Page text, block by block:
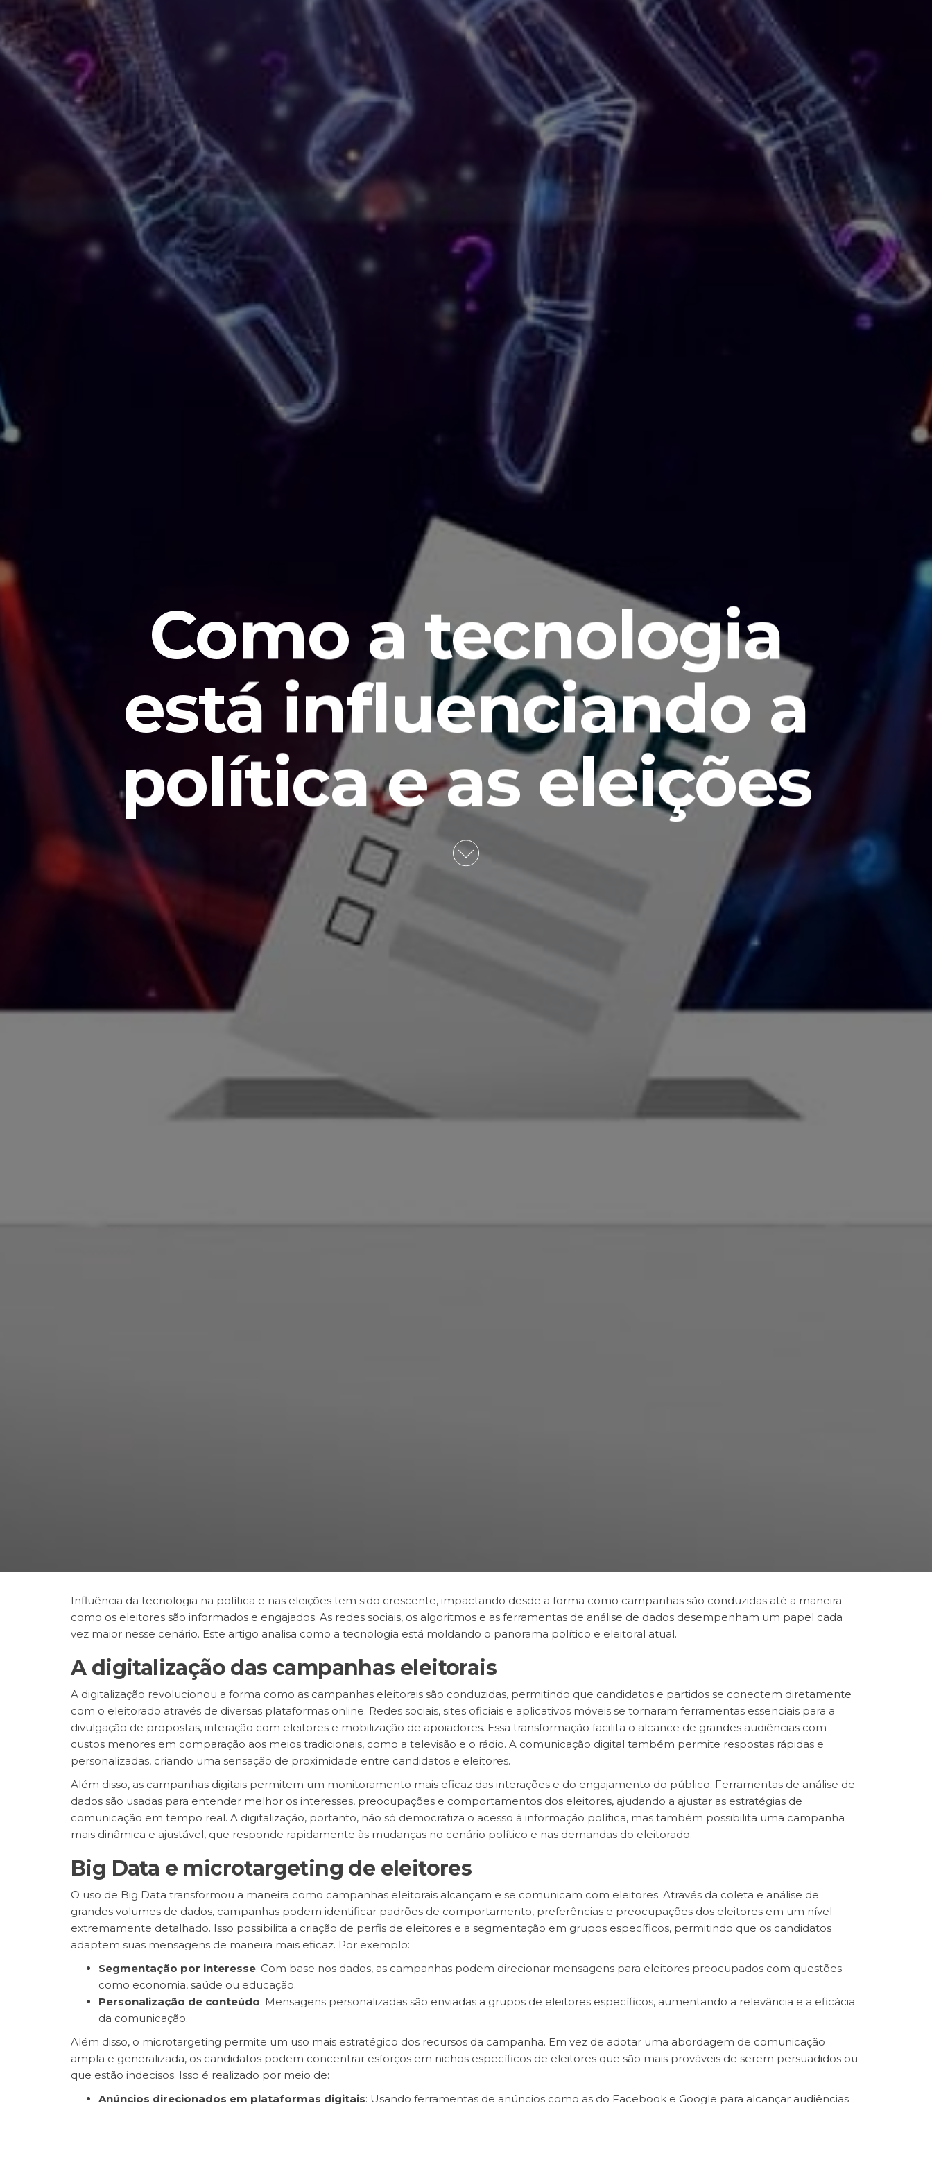
Como a tecnologia
está influenciando a
política e as eleições
Influência da tecnologia na política e nas eleições tem sido crescente, impactando desde a forma como campanhas são conduzidas até a maneira
como os eleitores são informados e engajados. As redes sociais, os algoritmos e as ferramentas de análise de dados desempenham um papel cada
vez maior nesse cenário. Este artigo analisa como a tecnologia está moldando o panorama político e eleitoral atual.
A digitalização das campanhas eleitorais
A digitalização revolucionou a forma como as campanhas eleitorais são conduzidas, permitindo que candidatos e partidos se conectem diretamente
com o eleitorado através de diversas plataformas online. Redes sociais, sites oficiais e aplicativos móveis se tornaram ferramentas essenciais para a
divulgação de propostas, interação com eleitores e mobilização de apoiadores. Essa transformação facilita o alcance de grandes audiências com
custos menores em comparação aos meios tradicionais, como a televisão e o rádio. A comunicação digital também permite respostas rápidas e
personalizadas, criando uma sensação de proximidade entre candidatos e eleitores.
Além disso, as campanhas digitais permitem um monitoramento mais eficaz das interações e do engajamento do público. Ferramentas de análise de
dados são usadas para entender melhor os interesses, preocupações e comportamentos dos eleitores, ajudando a ajustar as estratégias de
comunicação em tempo real. A digitalização, portanto, não só democratiza o acesso à informação política, mas também possibilita uma campanha
mais dinâmica e ajustável, que responde rapidamente às mudanças no cenário político e nas demandas do eleitorado.
Big Data e microtargeting de eleitores
O uso de Big Data transformou a maneira como campanhas eleitorais alcançam e se comunicam com eleitores. Através da coleta e análise de
grandes volumes de dados, campanhas podem identificar padrões de comportamento, preferências e preocupações dos eleitores em um nível
extremamente detalhado. Isso possibilita a criação de perfis de eleitores e a segmentação em grupos específicos, permitindo que os candidatos
adaptem suas mensagens de maneira mais eficaz. Por exemplo:
Segmentação por interesse: Com base nos dados, as campanhas podem direcionar mensagens para eleitores preocupados com questões
como economia, saúde ou educação.
Personalização de conteúdo: Mensagens personalizadas são enviadas a grupos de eleitores específicos, aumentando a relevância e a eficácia
da comunicação.
Além disso, o microtargeting permite um uso mais estratégico dos recursos da campanha. Em vez de adotar uma abordagem de comunicação
ampla e generalizada, os candidatos podem concentrar esforços em nichos específicos de eleitores que são mais prováveis de serem persuadidos ou
que estão indecisos. Isso é realizado por meio de:
Anúncios direcionados em plataformas digitais: Usando ferramentas de anúncios como as do Facebook e Google para alcançar audiências